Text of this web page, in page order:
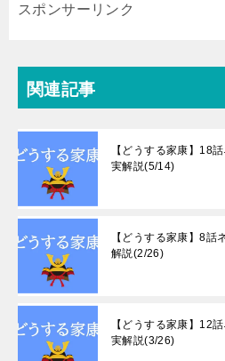
スポンサーリンク
関連記事
【どうする家康】18
実解説(5/14)
【どうする家康】8話
解説(2/26)
【どうする家康】12
実解説(3/26)